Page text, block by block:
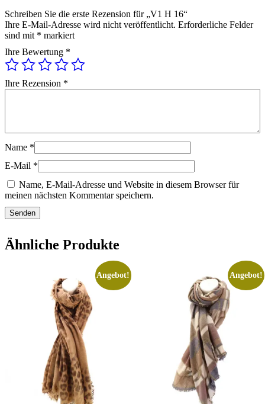
Schreiben Sie die erste Rezension für „V1 H 16“
Ihre E-Mail-Adresse wird nicht veröffentlicht. Erforderliche Felder
sind mit * markiert
Ihre Bewertung *
Ihre Rezension *
Name *
E-Mail *
Name, E-Mail-Adresse und Website in diesem Browser für
meinen nächsten Kommentar speichern.
Ähnliche Produkte
Angebot! Angebot!